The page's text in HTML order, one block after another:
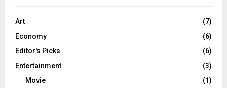
Art
(7)
Economy
(6)
Editor's Picks
(6)
Entertainment
(3)
Movie
(1)